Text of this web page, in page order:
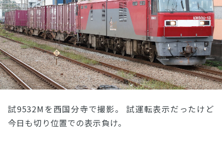
試9532Mを西国分寺で撮影。 試運転表示だったけど
今日も切り位置での表示負け。